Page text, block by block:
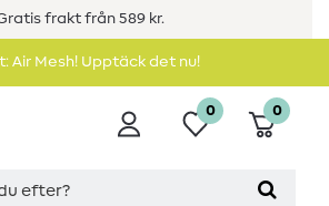
frakt från 589 kr.
Air Mesh! Upptäck det nu!
0 0